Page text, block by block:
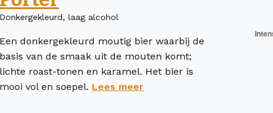
Donkergekleurd, laag alcohol
Een donkergekleurd moutig bier waarbij de
basis van de smaak uit de mouten komt;
lichte roast-tonen en karamel. Het bier is
mooi vol en soepel. Lees meer